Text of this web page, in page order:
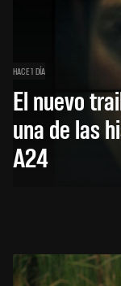
HACE 1 DÍA
El nuevo
una de las
A24